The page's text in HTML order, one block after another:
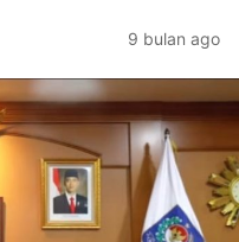
9 bulan ago